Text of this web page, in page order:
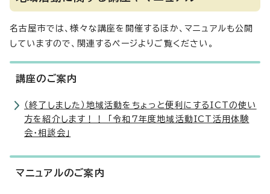
名古屋市では、様々な講座を開催するほか、マニュアルも公開
していますので、関連するページよりご覧ください。
講座のご案内
（終了しました）地域活動をちょっと便利にするICTの使い
方を紹介します！！ 「令和7年度地域活動ICT活用体験
会・相談会」
マニュアルのご案内